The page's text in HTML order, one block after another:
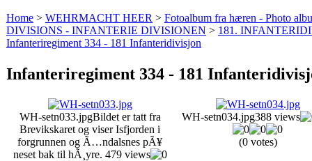
Home > WEHRMACHT HEER > Fotoalbum fra hæren - Photo
DIVISIONS - INFANTERIE DIVISIONEN > 181.
Infanteriregiment 334 - 181 Infanteridivisjon
Infanteriregiment 334 - 181
WH-setn033.jpgBildet er tatt fra
Brevikskaret og viser Isfjorden i
forgrunnen og Ã…ndalsnes pÃ¥
neset bak til hÃ¸yre. 479 views
WH-setn034.jpg388 views
(0 votes)